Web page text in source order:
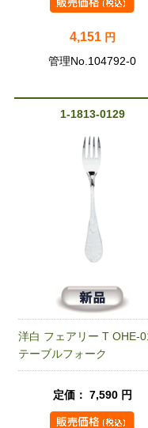
4,151 円
管理No.104792-0
1-1813-0129
洋白 フェアリー T OHE-
テーブルフォーク
定価： 7,590 円